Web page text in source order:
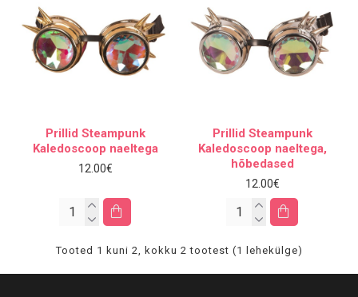
Prillid Steampunk
Kaledoscoop naeltega
12.00€
Prillid Steampunk
Kaledoscoop naeltega,
hõbedased
12.00€
Tooted 1 kuni 2, kokku 2 tootest (1 lehekülge)